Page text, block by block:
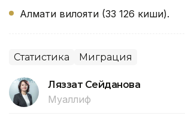
Алмати вилояти (33 126 киши).
Статистика Миграция
Ляззат Сейданова
Муаллиф